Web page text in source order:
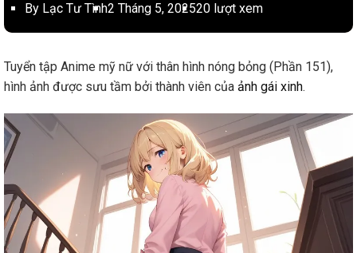
By Lạc Tư Tình2 Tháng 5, 202520 lượt xem
Tuyển tập Anime mỹ nữ với thân hình nóng bỏng (Phần 151),
hình ảnh được sưu tầm bởi thành viên của ảnh gái xinh.